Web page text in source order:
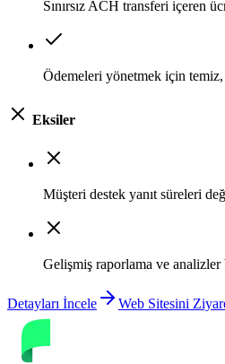
Sınırsız ACH transferi içeren
Ödemeleri yönetmek için temiz,
Eksiler
Müşteri destek yanıt süreleri
Gelişmiş raporlama ve analizler
Detayları İncele Web Sitesini